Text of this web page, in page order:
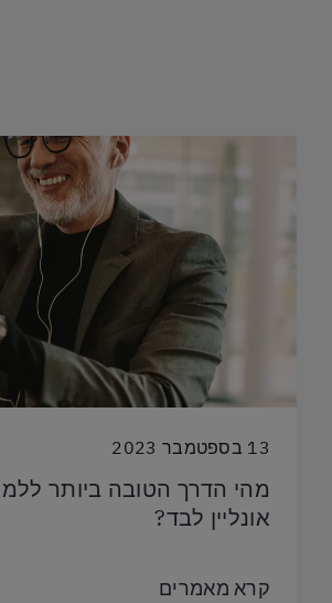
13 בספטמבר 2023
מהי הדרך הטובה ביותר
אונליין לבד?
קרא מאמרים